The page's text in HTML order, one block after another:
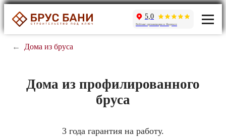
5,0
Рейтинг организации в Яндексе
← Дома из бруса
Дома из профилированного
бруса
3 года гарантия на работу.